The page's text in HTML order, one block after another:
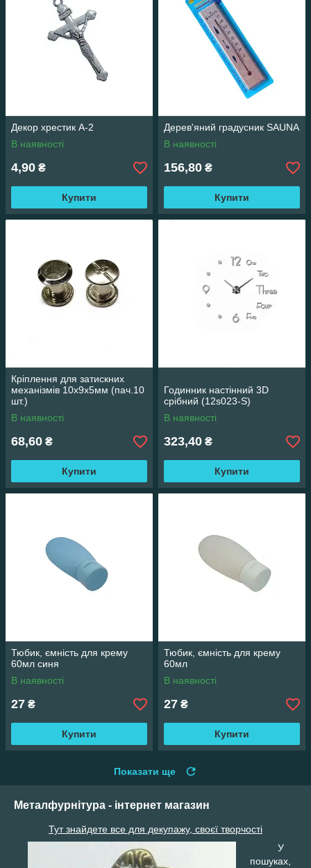
Декор хрестик А-2
В наявності
4,90 ₴
Купити
Дерев'яний градусник SAUNA
В наявності
156,80 ₴
Купити
Кріплення для затискних
механізмів 10х9х5мм (пач.10
шт.)
В наявності
68,60 ₴
Купити
Годинник настінний 3D
срібний (12s023-S)
В наявності
323,40 ₴
Купити
Тюбик, ємність для крему
60мл синя
В наявності
27 ₴
Купити
Тюбик, ємність для крему
60мл
В наявності
27 ₴
Купити
Показати ще
Металфурнітура - інтернет магазин
Тут знайдете все для декупажу, своєї творчості
У
пошуках,